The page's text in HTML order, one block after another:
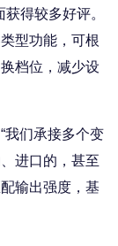
得较多好评。
型功能，可根
档位，减少设
我们承接多个变
进口的，甚至
输出强度，基